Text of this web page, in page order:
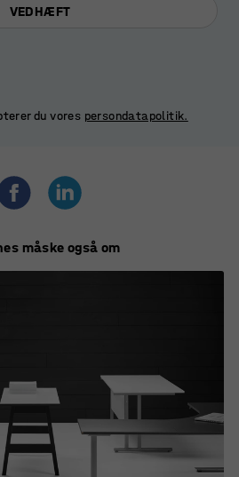
VEDHÆFT
du vores persondatapolitik.
måske også om